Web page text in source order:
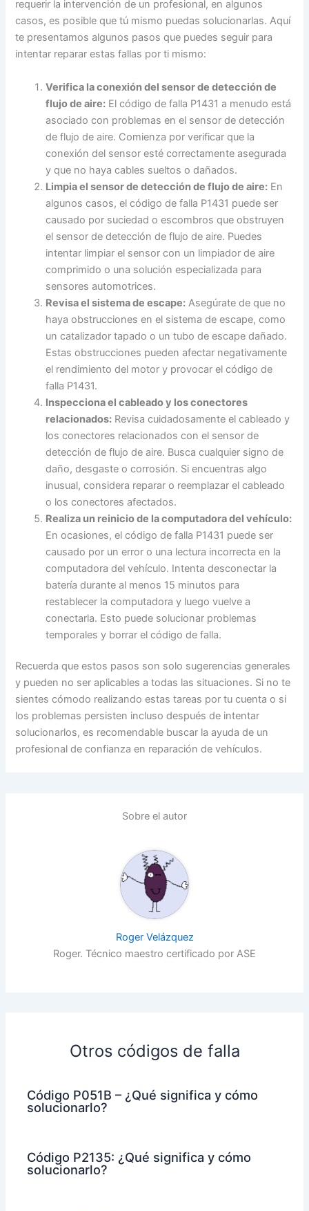
requerir la intervención de un profesional, en algunos
casos, es posible que tú mismo puedas solucionarlas. Aquí
te presentamos algunos pasos que puedes seguir para
intentar reparar estas fallas por ti mismo:
Verifica la conexión del sensor de detección de
flujo de aire: El código de falla P1431 a menudo está
asociado con problemas en el sensor de detección
de flujo de aire. Comienza por verificar que la
conexión del sensor esté correctamente asegurada
y que no haya cables sueltos o dañados.
Limpia el sensor de detección de flujo de aire: En
algunos casos, el código de falla P1431 puede ser
causado por suciedad o escombros que obstruyen
el sensor de detección de flujo de aire. Puedes
intentar limpiar el sensor con un limpiador de aire
comprimido o una solución especializada para
sensores automotrices.
Revisa el sistema de escape: Asegúrate de que no
haya obstrucciones en el sistema de escape, como
un catalizador tapado o un tubo de escape dañado.
Estas obstrucciones pueden afectar negativamente
el rendimiento del motor y provocar el código de
falla P1431.
Inspecciona el cableado y los conectores
relacionados: Revisa cuidadosamente el cableado y
los conectores relacionados con el sensor de
detección de flujo de aire. Busca cualquier signo de
daño, desgaste o corrosión. Si encuentras algo
inusual, considera reparar o reemplazar el cableado
o los conectores afectados.
Realiza un reinicio de la computadora del vehículo:
En ocasiones, el código de falla P1431 puede ser
causado por un error o una lectura incorrecta en la
computadora del vehículo. Intenta desconectar la
batería durante al menos 15 minutos para
restablecer la computadora y luego vuelve a
conectarla. Esto puede solucionar problemas
temporales y borrar el código de falla.
Recuerda que estos pasos son solo sugerencias generales
y pueden no ser aplicables a todas las situaciones. Si no te
sientes cómodo realizando estas tareas por tu cuenta o si
los problemas persisten incluso después de intentar
solucionarlos, es recomendable buscar la ayuda de un
profesional de confianza en reparación de vehículos.
Sobre el autor
Roger Velázquez
Roger. Técnico maestro certificado por ASE
Otros códigos de falla
Código P051B – ¿Qué significa y cómo
solucionarlo?
Código P2135: ¿Qué significa y cómo
solucionarlo?